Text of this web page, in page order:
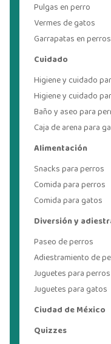
Pulgas en perro
Vermes de gatos
Garrapatas en perros
Cuidado
Higiene y cuidado
Higiene y cuidado
Baño y aseo para
Caja de arena para
Alimentación
Snacks para perros
Comida para perros
Comida para gatos
Diversión y
Paseo de perros
Adiestramiento de
Juguetes para perros
Juguetes para gatos
Ciudad de México
Quizzes